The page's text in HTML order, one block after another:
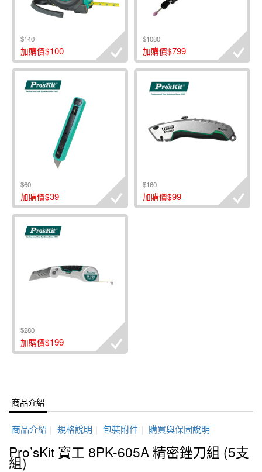
$140
加購價$100
$1080
加購價$799
$60
加購價$39
$160
加購價$99
$280
加購價$199
商品介紹
商品介紹 | 規格說明 | 包裝附件 | 購買與保固說明
Pro’sKit 寶工 8PK-605A 精密銼刀組 (5支
組)